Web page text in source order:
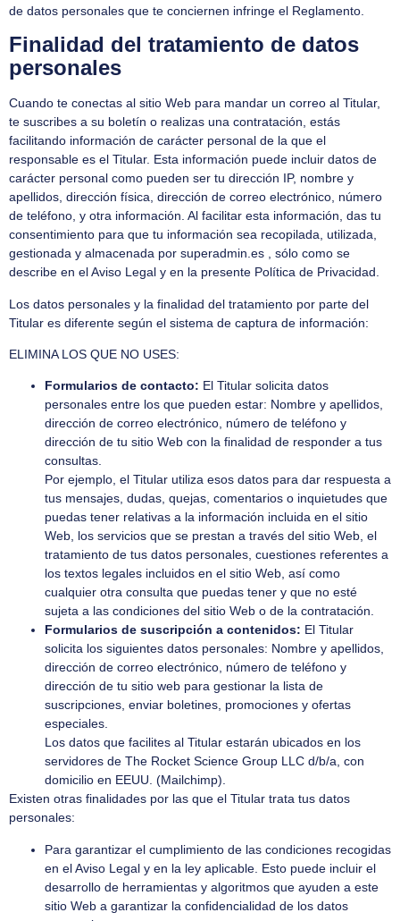
de datos personales que te conciernen infringe el Reglamento.
Finalidad del tratamiento de datos
personales
Cuando te conectas al sitio Web para mandar un correo al Titular,
te suscribes a su boletín o realizas una contratación, estás
facilitando información de carácter personal de la que el
responsable es el Titular. Esta información puede incluir datos de
carácter personal como pueden ser tu dirección IP, nombre y
apellidos, dirección física, dirección de correo electrónico, número
de teléfono, y otra información. Al facilitar esta información, das tu
consentimiento para que tu información sea recopilada, utilizada,
gestionada y almacenada por superadmin.es , sólo como se
describe en el Aviso Legal y en la presente Política de Privacidad.
Los datos personales y la finalidad del tratamiento por parte del
Titular es diferente según el sistema de captura de información:
ELIMINA LOS QUE NO USES:
Formularios de contacto: El Titular solicita datos
personales entre los que pueden estar: Nombre y apellidos,
dirección de correo electrónico, número de teléfono y
dirección de tu sitio Web con la finalidad de responder a tus
consultas.
Por ejemplo, el Titular utiliza esos datos para dar respuesta a
tus mensajes, dudas, quejas, comentarios o inquietudes que
puedas tener relativas a la información incluida en el sitio
Web, los servicios que se prestan a través del sitio Web, el
tratamiento de tus datos personales, cuestiones referentes a
los textos legales incluidos en el sitio Web, así como
cualquier otra consulta que puedas tener y que no esté
sujeta a las condiciones del sitio Web o de la contratación.
Formularios de suscripción a contenidos: El Titular
solicita los siguientes datos personales: Nombre y apellidos,
dirección de correo electrónico, número de teléfono y
dirección de tu sitio web para gestionar la lista de
suscripciones, enviar boletines, promociones y ofertas
especiales.
Los datos que facilites al Titular estarán ubicados en los
servidores de The Rocket Science Group LLC d/b/a, con
domicilio en EEUU. (Mailchimp).
Existen otras finalidades por las que el Titular trata tus datos
personales:
Para garantizar el cumplimiento de las condiciones recogidas
en el Aviso Legal y en la ley aplicable. Esto puede incluir el
desarrollo de herramientas y algoritmos que ayuden a este
sitio Web a garantizar la confidencialidad de los datos